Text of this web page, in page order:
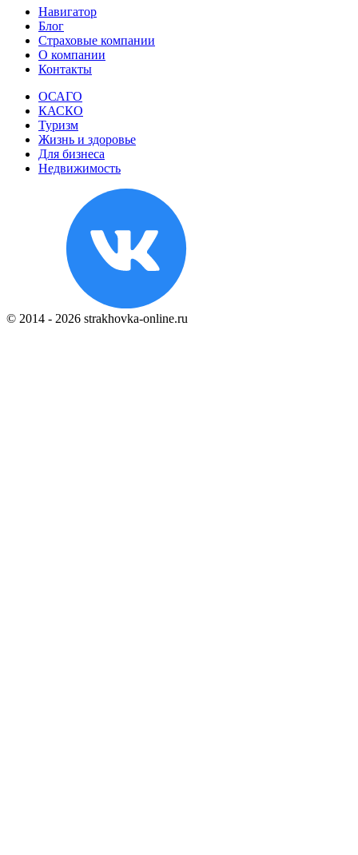
Навигатор
Блог
Страховые компании
О компании
Контакты
ОСАГО
КАСКО
Туризм
Жизнь и здоровье
Для бизнеса
Недвижимость
© 2014 - 2026 strakhovka-online.ru